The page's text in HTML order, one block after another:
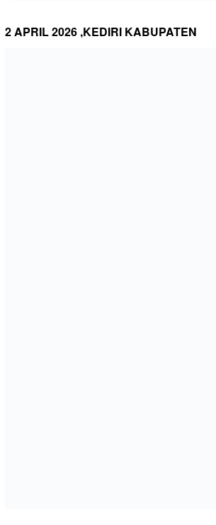
2 APRIL 2026 ,KEDIRI KABUPATEN